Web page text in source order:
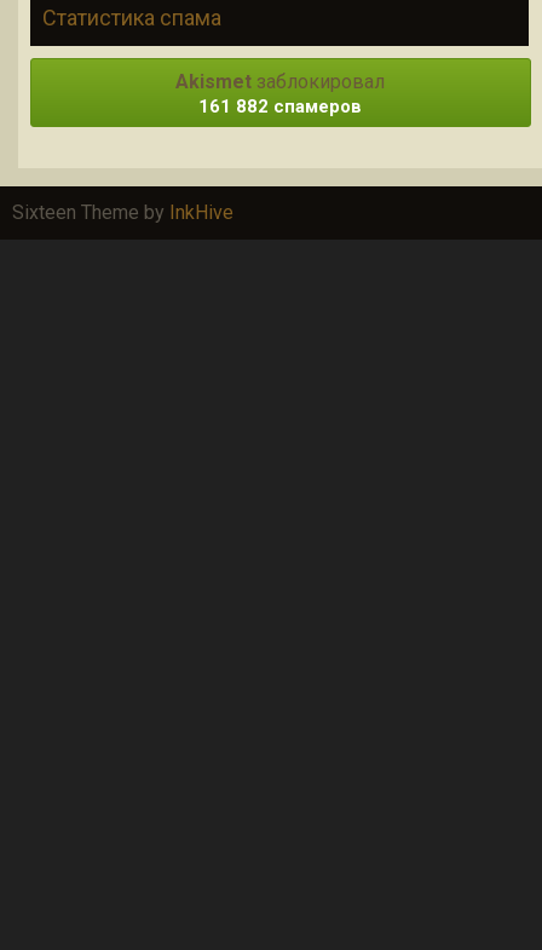
Статистика спама
Akismet заблокировал
161 882 спамеров
Sixteen Theme by InkHive